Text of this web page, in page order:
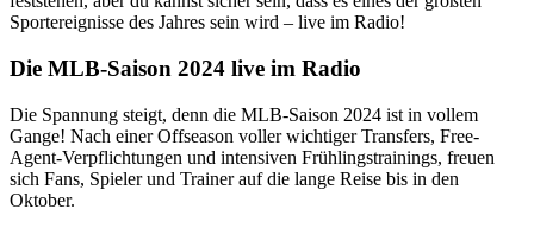
Sportereignisse des Jahres sein wird – live im Radio!
Die MLB-Saison 2024 live im Radio
Die Spannung steigt, denn die MLB-Saison 2024 ist in vollem
Gange! Nach einer Offseason voller wichtiger Transfers, Free-
Agent-Verpflichtungen und intensiven Frühlingstrainings, freuen
sich Fans, Spieler und Trainer auf die lange Reise bis in den
Oktober.